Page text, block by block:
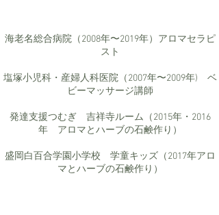
海老名総合病院（2008年〜2019年）アロマセラピ
スト
塩塚小児科・産婦人科医院（2007年〜2009年) ベ
ビーマッサージ講師
発達支援つむぎ 吉祥寺ルーム（2015年・2016
年 アロマとハーブの石鹸作り）
盛岡白百合学園小学校 学童キッズ（2017年アロ
マとハーブの石鹸作り）